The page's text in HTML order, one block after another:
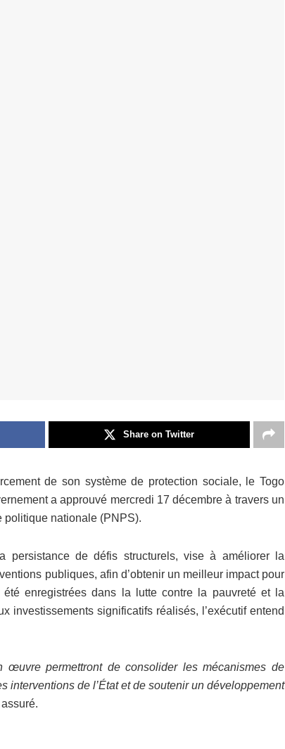
Share on Twitter
de son système de protection sociale, le Togo
a approuvé mercredi 17 décembre à travers un
politique nationale (PNPS).
persistance de défis structurels, vise à améliorer la
publiques, afin d’obtenir un meilleur impact pour
enregistrées dans la lutte contre la pauvreté et la
investissements significatifs réalisés, l’exécutif entend
œuvre permettront de consolider les mécanismes de
interventions de l’État et de soutenir un développement